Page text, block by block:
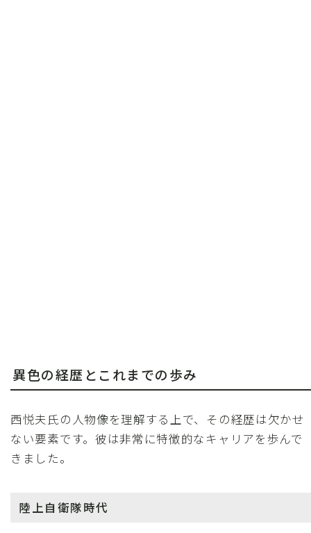
異色の経歴とこれまでの歩み
西悦夫氏の人物像を理解する上で、その経歴は欠かせ
ない要素です。彼は非常に特徴的なキャリアを歩んで
きました。
陸上自衛隊時代